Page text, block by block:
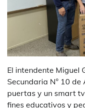
El intendente Miguel
Secundaria N° 10
puertas y un smart
fines educativos y